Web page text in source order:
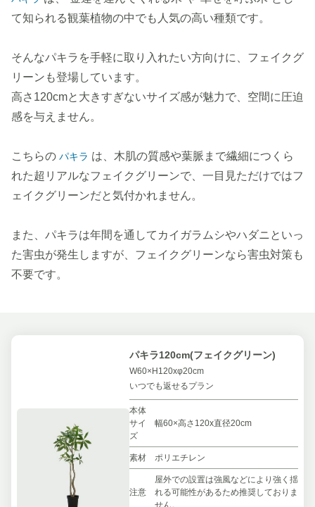
て知られる観葉植物の中でも人気の高い種類です。
そんなパキラを手軽に取り入れたい方向けに、フェイクグ
リーンも登場しています。
高さ120cmと大きすぎないサイズ感が魅力で、空間に圧迫
感を与えません。
こちらの パキラ は、木肌の質感や葉脈まで繊細につくら
れた超リアルなフェイクグリーンで、一目見ただけではフ
ェイクグリーンだと気付かれません。
また、パキラは年間を通してカイガラムシやハダニといっ
た害虫が発生しますが、フェイクグリーンなら害虫対策も
不要です。
パキラ120cm(フェイクグリーン)
W60×H120xφ20cm
いつでも返せるプラン
本体
サイ
ズ
幅60×高さ120x直径20cm
素材 ポリエチレン
注意
屋外での設置は強風などにより強く揺
れる可能性があるため推奨しておりま
せん。